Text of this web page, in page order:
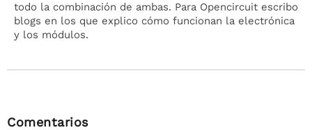
todo la combinación de ambas. Para Opencircuit escribo
blogs en los que explico cómo funcionan la electrónica
y los módulos.
Comentarios